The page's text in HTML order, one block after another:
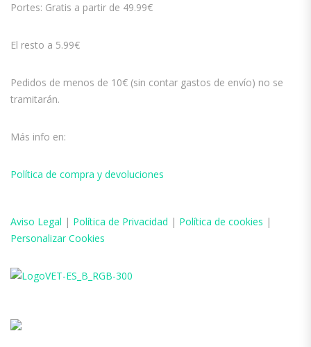
Portes: Gratis a partir de 49.99€
El resto a 5.99€
Pedidos de menos de 10€ (sin contar gastos de envío) no se
tramitarán.
Más info en:
Política de compra y devoluciones
Aviso Legal | Política de Privacidad | Política de cookies |
Personalizar Cookies